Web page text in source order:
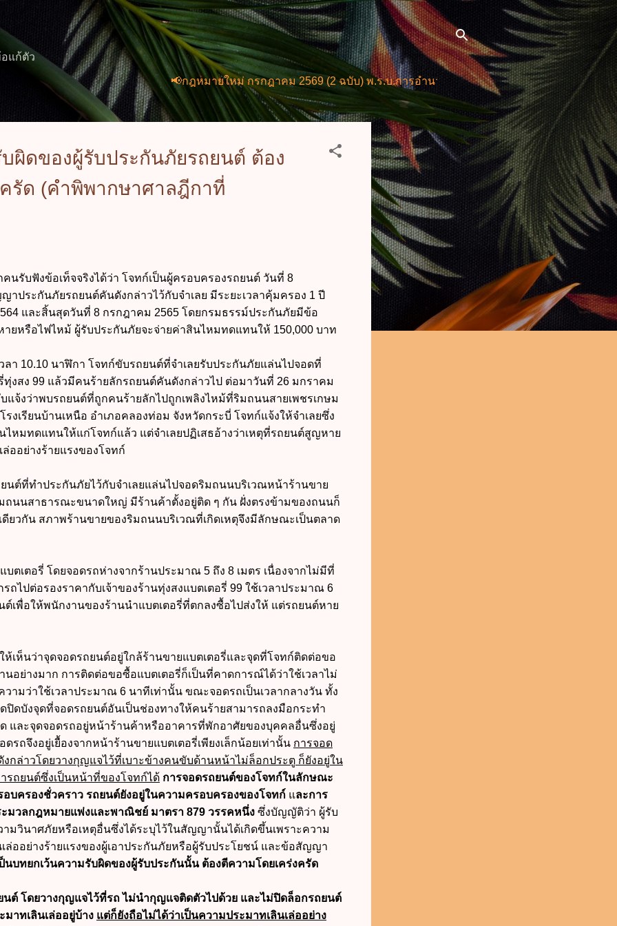
ข้ามไปที่เนื้อหาหลัก
แก้ตัว
📢กฎหมายใหม่ กรกฎาคม 2569 (2 ฉบับ) พ.ร.บ.การอำนวยการความสะดวกในการพิจารณาอนุญาตและก
ผิดของผู้รับประกันภัยรถยนต์ ต้อง
รัด (คำพิพากษาศาลฎีกาที่
รับฟังข้อเท็จจริงได้ว่า โจทก์เป็นผู้ครอบครองรถยนต์ วันที่ 8
ประกันภัยรถยนต์คันดังกล่าวไว้กับจำเลย มีระยะเวลาคุ้มครอง 1 ปี
และสิ้นสุดวันที่ 8 กรกฎาคม 2565 โดยกรมธรรม์ประกันภัยมีข้อ
ยหรือไฟไหม้ ผู้รับประกันภัยจะจ่ายค่าสินไหมทดแทนให้ 150,000 บาท
ลา 10.10 นาฬิกา โจทก์ขับรถยนต์ที่จำเลยรับประกันภัยแล่นไปจอดที่
งสง 99 แล้วมีคนร้ายลักรถยนต์คันดังกล่าวไป ต่อมาวันที่ 26 มกราคม
บแจ้งว่าพบรถยนต์ที่ถูกคนร้ายลักไปถูกเพลิงไหม้ที่ริมถนนสายเพชรเกษม
รงเรียนบ้านเหนือ อำเภอคลองท่อม จังหวัดกระบี่ โจทก์แจ้งให้จำเลยซึ่ง
หมทดแทนให้แก่โจทก์แล้ว แต่จำเลยปฏิเสธอ้างว่าเหตุที่รถยนต์สูญหาย
ออย่างร้ายแรงของโจทก์
นต์ที่ทำประกันภัยไว้กับจำเลยแล่นไปจอดริมถนนบริเวณหน้าร้านขาย
มถนนสาธารณะขนาดใหญ่ มีร้านค้าตั้งอยู่ติด ๆ กัน ฝั่งตรงข้ามของถนนก็
ยวกัน สภาพร้านขายของริมถนนบริเวณที่เกิดเหตุจึงมีลักษณะเป็นตลาด
ตเตอรี่ โดยจอดรถห่างจากร้านประมาณ 5 ถึง 8 เมตร เนื่องจากไม่มีที่
ถไปต่อรองราคากับเจ้าของร้านทุ่งสงแบตเตอรี่ 99 ใช้เวลาประมาณ 6
เพื่อให้พนักงานของร้านนำแบตเตอรี่ที่ตกลงซื้อไปส่งให้ แต่รถยนต์หาย
ห้เห็นว่าจุดจอดรถยนต์อยู่ใกล้ร้านขายแบตเตอรี่และจุดที่โจทก์ติดต่อขอ
นอย่างมาก การติดต่อขอซื้อแบตเตอรี่ก็เป็นที่คาดการณ์ได้ว่าใช้เวลาไม่
วามว่าใช้เวลาประมาณ 6 นาทีเท่านั้น ขณะจอดรถเป็นเวลากลางวัน ทั้ง
ปิดบังจุดที่จอดรถยนต์อันเป็นช่องทางให้คนร้ายสามารถลงมือกระทำ
ด และจุดจอดรถอยู่หน้าร้านค้าหรืออาคารที่พักอาศัยของบุคคลอื่นซึ่งอยู่
รถจึงอยู่เยื้องจากหน้าร้านขายแบตเตอรี่เพียงเล็กน้อยเท่านั้น การจอด
กล่าวโดยวางกุญแจไว้ที่เบาะข้างคนขับด้านหน้าไม่ล็อกประตู ก็ยังอยู่ใน
รถยนต์ซึ่งเป็นหน้าที่ของโจทก์ได้ การจอดรถยนต์ของโจทก์ในลักษณะ
บครองชั่วคราว รถยนต์ยังอยู่ในความครอบครองของโจทก์ และการ
วลกฎหมายแพ่งและพาณิชย์ มาตรา 879 วรรคหนึ่ง ซึ่งบัญญัติว่า ผู้รับ
มวินาศภัยหรือเหตุอื่นซึ่งได้ระบุไว้ในสัญญานั้นได้เกิดขึ้นเพราะความ
ล่ออย่างร้ายแรงของผู้เอาประกันภัยหรือผู้รับประโยชน์ และข้อสัญญา
นบทยกเว้นความรับผิดของผู้รับประกันนั้น ต้องตีความโดยเคร่งครัด
ต์ โดยวางกุญแจไว้ที่รถ ไม่นำกุญแจติดตัวไปด้วย และไม่ปิดล็อกรถยนต์
าทเลินเล่ออยู่บ้าง แต่ก็ยังถือไม่ได้ว่าเป็นความประมาทเลินเล่ออย่าง